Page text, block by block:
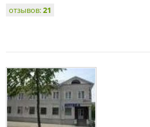
отзывов:21